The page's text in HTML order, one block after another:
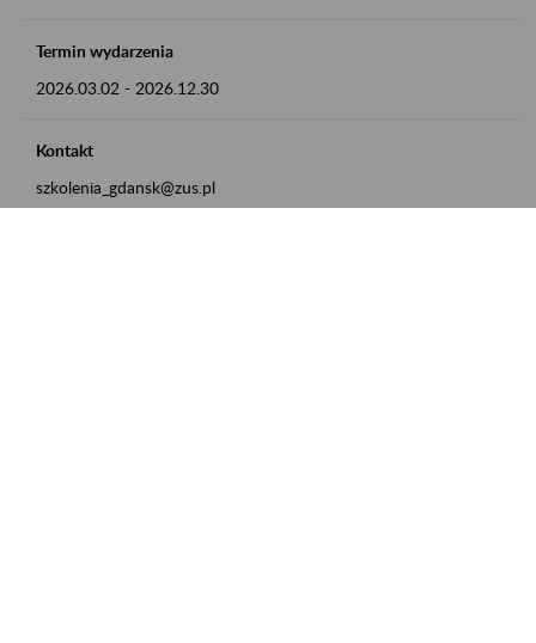
Termin wydarzenia
2026.03.02 - 2026.12.30
Kontakt
szkolenia_gdansk@zus.pl